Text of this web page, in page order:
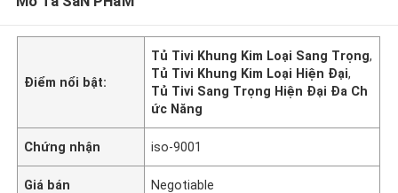
Điểm nổi bật:
Tủ Tivi Khung Kim Loại Sang Trọng,
Tủ Tivi Khung Kim Loại Hiện Đại,
Tủ Tivi Sang Trọng Hiện Đại Đa Ch
ức Năng
Chứng nhận iso-9001
Giá bán Negotiable